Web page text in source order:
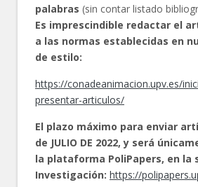
palabras (sin contar listado
Es imprescindible redactar el
a las normas establecidas en
de estilo:
https://conadeanimacion.upv.es/
presentar-articulos/
El plazo máximo para enviar
de JULIO DE 2022, y será
la plataforma PoliPapers, en la
Investigación: https://